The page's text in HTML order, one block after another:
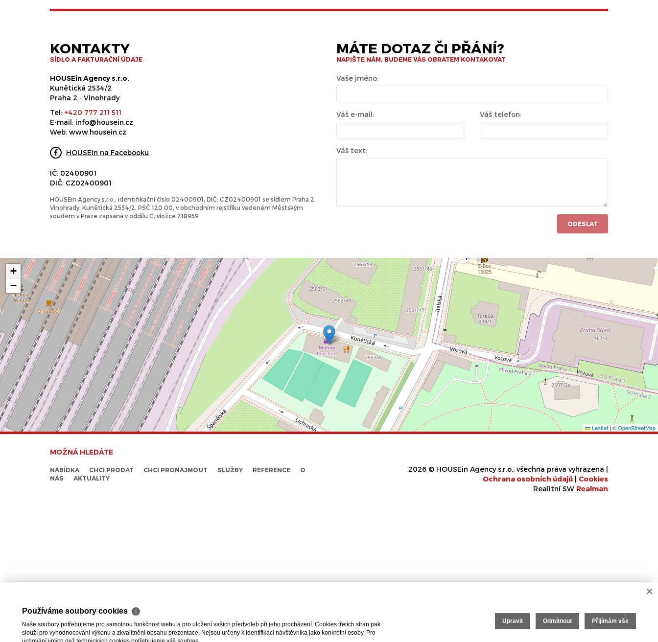
KONTAKTY
SÍDLO A FAKTURAČNÍ ÚDAJE
HOUSEin Agency s.r.o.
Kunětická 2534/2
Praha 2 - Vinohrady
Tel: +420 777 211 511
E-mail: info@housein.cz
Web: www.housein.cz
HOUSEin na Facebooku
IČ: 02400901
DIČ: CZ02400901
HOUSEin Agency s.r.o., identifikační číslo 02400901, DIČ: CZ02400901 se sídlem Praha 2,
Vinohrady, Kunětická 2534/2, PSČ 120 00, v obchodním rejstříku vedeném Městským
soudem v Praze zapsaná v oddílu C, vložce 218959
MÁTE DOTAZ ČI PŘÁNÍ?
NAPIŠTE NÁM, BUDEME VÁS OBRATEM KONTAKOVAT
Vaše jméno:
Váš e-mail: Váš telefon:
Váš text:
ODESLAT
+
−
Leaflet |©OpenStreetMap
MOŽNÁ HLEDÁTE
NABÍDKA CHCI PRODAT CHCI PRONAJMOUT SLUŽBY REFERENCE
O
NÁS
AKTUALITY
2026 © HOUSEin Agency s.r.o., všechna práva vyhrazena |
Ochrana osobních údajů
Cookies
Realitní SW Realman
×
Používáme soubory cookies ℹ
Naše soubory potřebujeme pro samotnou funkčnost webu a pro uložení vašich předvoleb při jeho procházení. Cookies třetích stran pak
slouží pro vyhodnocování výkonu a zkvalitnění obsahu prezentace. Nejsou určeny k identifikaci návštěvníka jako konkrétní osoby. Pro
Upravit Odmítnout Přijímám vše